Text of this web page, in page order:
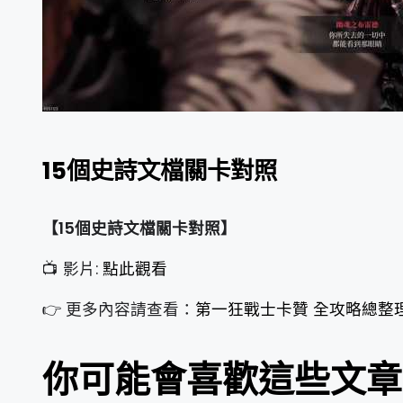
15個史詩文檔關卡對照
【15個史詩文檔關卡對照】
📺 影片: 點此觀看
👉 更多內容請查看： 第一狂戰士卡贊 全攻略總整
你可能會喜歡這些文章